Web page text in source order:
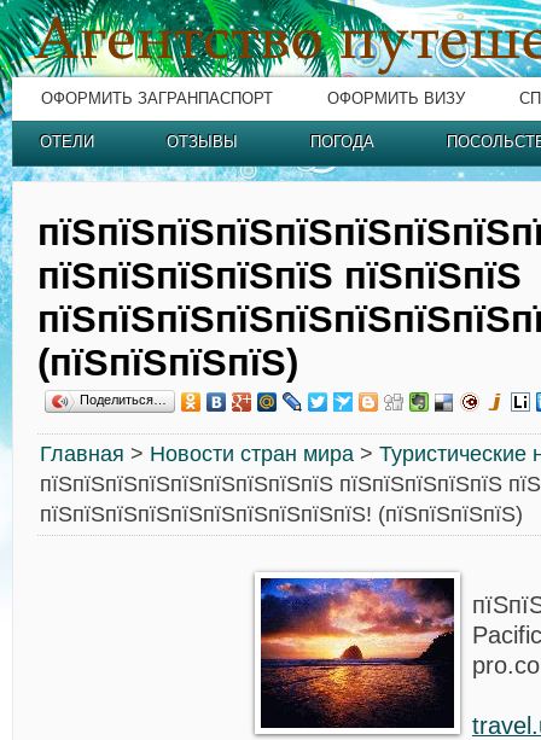
ОФОРМИТЬ ЗАГРАНПАСПОРТ ОФОРМИТЬ ВИЗУ
ОТЕЛИ ОТЗЫВЫ ПОГОДА
пїЅпїЅпїЅпїЅпїЅ пїЅпїЅпїЅ
(пїЅпїЅпїЅпїЅ)
Поделиться…
Главная > Новости стран мира > Туристические
пїЅпїЅпїЅпїЅпїЅпїЅпїЅпїЅпїЅ пїЅпїЅпїЅпїЅпїЅ
пїЅпїЅпїЅпїЅпїЅпїЅпїЅпїЅпїЅпїЅ! (пїЅпїЅпїЅпїЅ)